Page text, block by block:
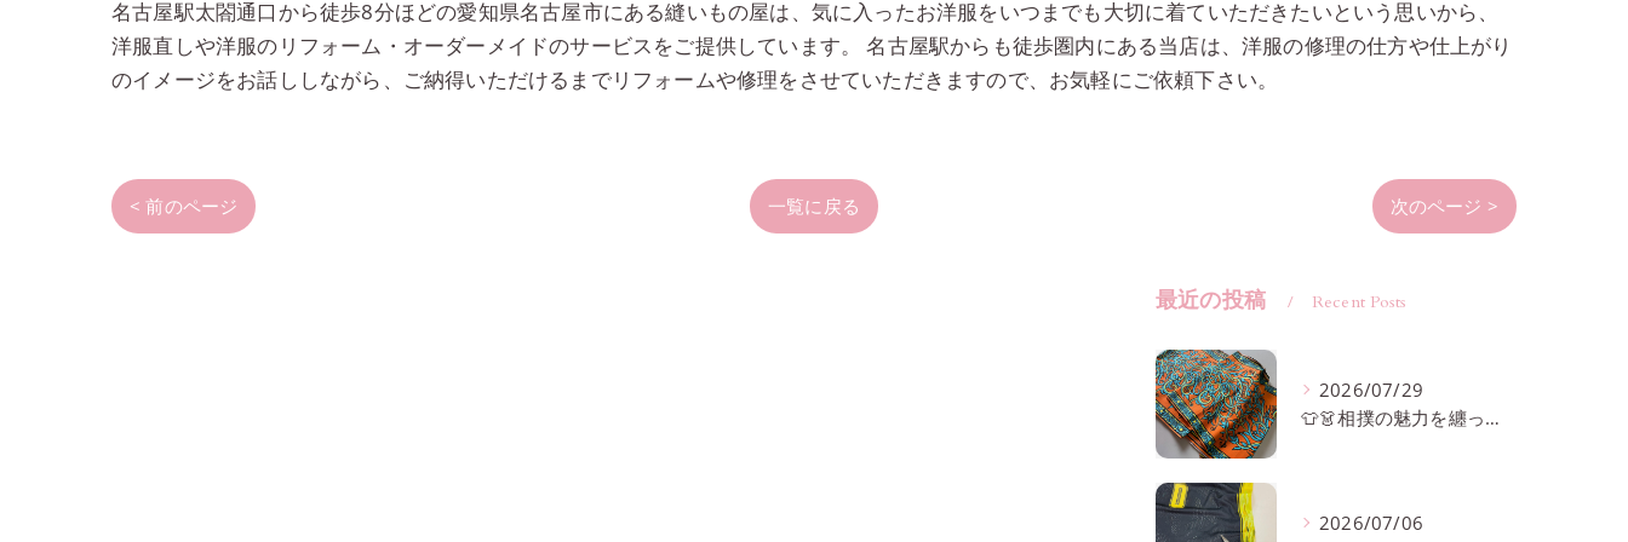
名古屋駅太閤通口から徒歩8分ほどの愛知県名古屋市にある縫いもの屋は、気に入ったお洋服をいつまでも大切に着ていただきたいという思いから、
洋服直しや洋服のリフォーム・オーダーメイドのサービスをご提供しています。 名古屋駅からも徒歩圏内にある当店は、洋服の修理の仕方や仕上がり
のイメージをお話ししながら、ご納得いただけるまでリフォームや修理をさせていただきますので、お気軽にご依頼下さい。
< 前のページ 一覧に戻る 次のページ >
最近の投稿 Recent Posts
2026/07/29
👕👗相撲の魅力を纏ってみませんか？
2026/07/06